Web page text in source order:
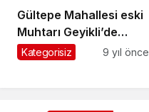
gözyaşlarıyla toprağa
verildi
Gültepe Mahallesi eski
Muhtarı Geyikli’de
toprağa verildi
Kategorisiz 9 yıl önce